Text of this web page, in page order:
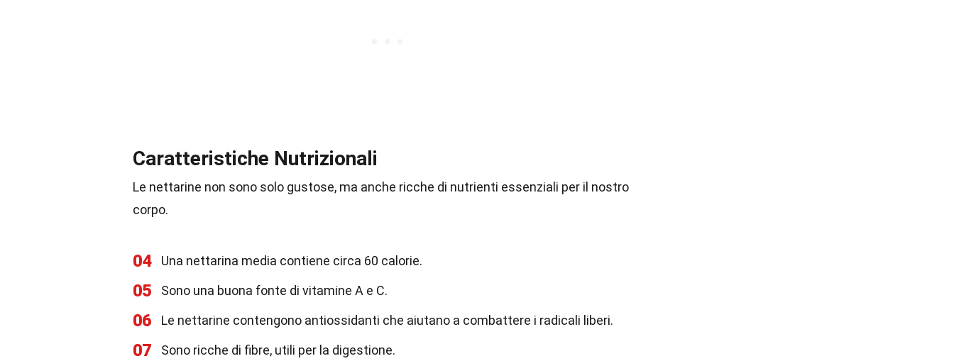
Caratteristiche Nutrizionali
Le nettarine non sono solo gustose, ma anche ricche di nutrienti essenziali per il nostro
corpo.
04 Una nettarina media contiene circa 60 calorie.
05 Sono una buona fonte di vitamine A e C.
06 Le nettarine contengono antiossidanti che aiutano a combattere i radicali liberi.
07 Sono ricche di fibre, utili per la digestione.